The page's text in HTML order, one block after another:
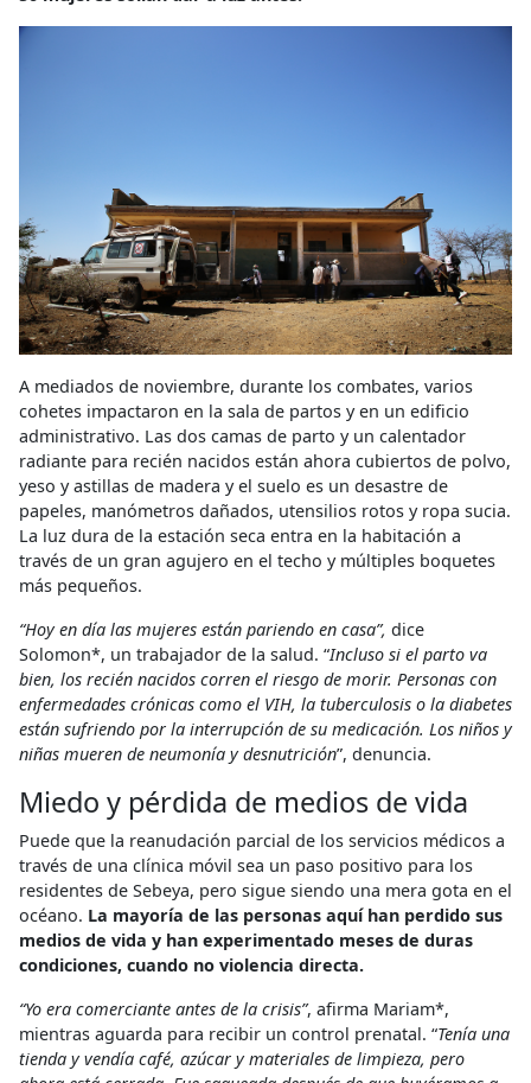
A mediados de noviembre, durante los combates, varios
cohetes impactaron en la sala de partos y en un edificio
administrativo. Las dos camas de parto y un calentador
radiante para recién nacidos están ahora cubiertos de polvo,
yeso y astillas de madera y el suelo es un desastre de
papeles, manómetros dañados, utensilios rotos y ropa sucia.
La luz dura de la estación seca entra en la habitación a
través de un gran agujero en el techo y múltiples boquetes
más pequeños.
“Hoy en día las mujeres están pariendo en casa”, dice
Solomon*, un trabajador de la salud. “Incluso si el parto va
bien, los recién nacidos corren el riesgo de morir. Personas con
enfermedades crónicas como el VIH, la tuberculosis o la diabetes
están sufriendo por la interrupción de su medicación. Los niños y
niñas mueren de neumonía y desnutrición”, denuncia.
Miedo y pérdida de medios de vida
Puede que la reanudación parcial de los servicios médicos a
través de una clínica móvil sea un paso positivo para los
residentes de Sebeya, pero sigue siendo una mera gota en el
océano. La mayoría de las personas aquí han perdido sus
medios de vida y han experimentado meses de duras
condiciones, cuando no violencia directa.
“Yo era comerciante antes de la crisis”, afirma Mariam*,
mientras aguarda para recibir un control prenatal. “Tenía una
tienda y vendía café, azúcar y materiales de limpieza, pero